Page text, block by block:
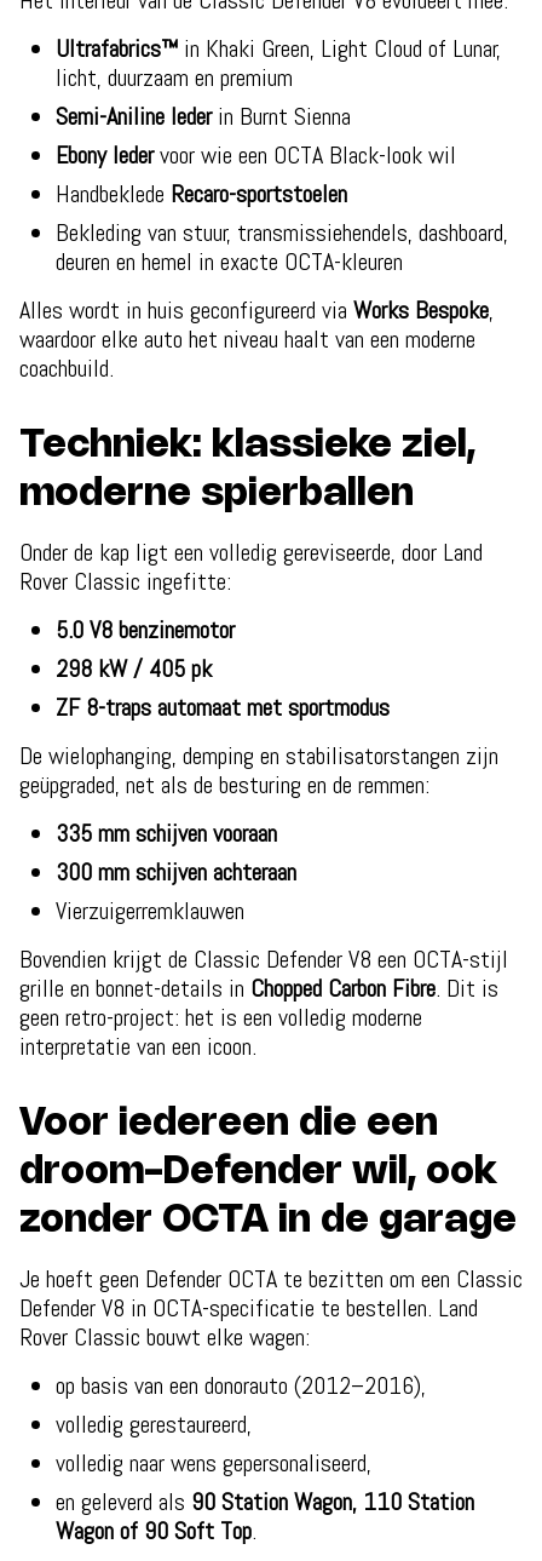
Ultrafabrics™ in Khaki Green, Light Cloud of Lunar,
licht, duurzaam en premium
Semi-Aniline lederin Burnt Sienna
Ebony ledervoor wie een OCTA Black-look wil
Handbeklede Recaro-sportstoelen
Bekleding van stuur, transmissiehendels, dashboard,
deuren en hemel in exacte OCTA-kleuren
Alles wordt in huis geconfigureerd via Works Bespoke,
waardoor elke auto het niveau haalt van een moderne
coachbuild.
Techniek: klassieke ziel,
moderne spierballen
Onder de kap ligt een volledig gereviseerde, door Land
Rover Classic ingefitte:
5.0 V8 benzinemotor
298 kW / 405 pk
ZF 8-traps automaat met sportmodus
De wielophanging, demping en stabilisatorstangen zijn
geüpgraded, net als de besturing en de remmen:
335 mm schijven vooraan
300 mm schijven achteraan
Vierzuigerremklauwen
Bovendien krijgt de Classic Defender V8 een OCTA-stijl
grille en bonnet-details in Chopped Carbon Fibre. Dit is
geen retro-project: het is een volledig moderne
interpretatie van een icoon.
Voor iedereen die een
droom-Defender wil, ook
zonder OCTA in de garage
Je hoeft geen Defender OCTA te bezitten om een Classic
Defender V8 in OCTA-specificatie te bestellen. Land
Rover Classic bouwt elke wagen:
op basis van een donorauto (2012–2016),
volledig gerestaureerd,
volledig naar wens gepersonaliseerd,
en geleverd als 90 Station Wagon, 110 Station
Wagon of 90 Soft Top.